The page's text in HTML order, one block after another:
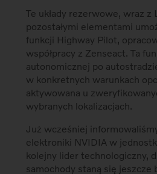
Te układy rezerwowe, wraz z
pozostałymi elementami
funkcji Highway Pilot,
współpracy z Zenseact. Ta
autonomicznej po
w konkretnych warunkach
aktywowana u
wybranych lokalizacjach.
Już wcześniej
elektroniki NVIDIA w
kolejny lider technologiczny,
samochody staną się jeszcze